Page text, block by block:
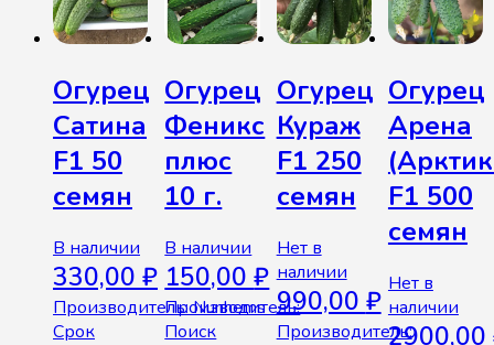
Огурец
Сатина
F1 50
семян
В наличии
330,00 ₽
Производитель: Nunhems
Срок
Огурец
Феникс
плюс
10 г.
В наличии
150,00₽
Производитель:
Поиск
Огурец
Кураж
F1 250
семян
Нет в
наличии
990,00 ₽
Производитель:
Огурец
Арена
F1 500
семян
Нет в
наличии
2900,00